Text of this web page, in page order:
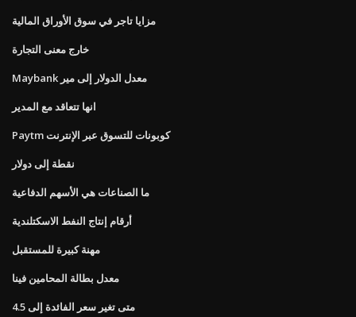
مزايا تاجر في سوق الأوراق المالية
خارج معنى التجارة
Maybank معدل الدولار إلى مير
انها تتعاقد مع المدير
Paytm كوبونات للتسوق عبر الإنترنت
نقطة إلى دولار
ما الصناعات هي الأسهم الدفاعية
أرقام إنتاج النفط الاسكتلندية
مهنة كبيرة للمستقبل
معدل بطالة المحامين فينا
متى تغير سعر الفائدة إلى 4.5